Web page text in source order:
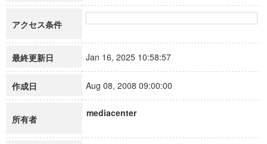
アクセス条件
最終更新日 Jan 16, 2025 10:58:57
作成日 Aug 08, 2008 09:00:00
所有者
mediacenter